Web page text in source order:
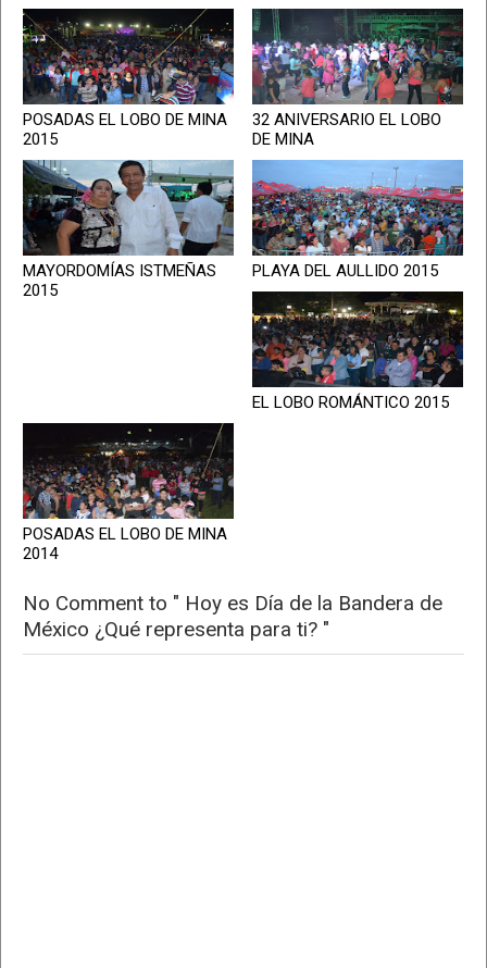
POSADAS EL LOBO DE MINA
2015
32 ANIVERSARIO EL LOBO
DE MINA
MAYORDOMÍAS ISTMEÑAS
2015
PLAYA DEL AULLIDO 2015
EL LOBO ROMÁNTICO 2015
POSADAS EL LOBO DE MINA
2014
No Comment to " Hoy es Día de la Bandera de
México ¿Qué representa para ti? "